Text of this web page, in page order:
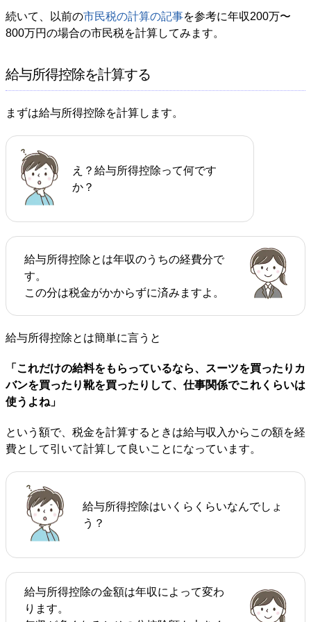
続いて、以前の市民税の計算の記事を参考に年収200万〜
800万円の場合の市民税を計算してみます。
給与所得控除を計算する
まずは給与所得控除を計算します。
え？給与所得控除って何です
か？
給与所得控除とは年収のうちの経費分で
す。
この分は税金がかからずに済みますよ。
給与所得控除とは簡単に言うと
「これだけの給料をもらっているなら、スーツを買ったりカ
バンを買ったり靴を買ったりして、仕事関係でこれくらいは
使うよね」
という額で、税金を計算するときは給与収入からこの額を経
費として引いて計算して良いことになっています。
給与所得控除はいくらくらいなんでしょ
う？
給与所得控除の金額は年収によって変わ
ります。